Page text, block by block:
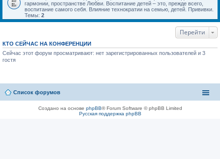
гармонии, пространстве Любви. Воспитание детей – это, прежде всего,
воспитание самого себя. Влияние технократии на семью, детей. Прививки.
Темы: 2
Перейти
КТО СЕЙЧАС НА КОНФЕРЕНЦИИ
Сейчас этот форум просматривают: нет зарегистрированных пользователей и 3
гостя
Список форумов
Создано на основе phpBB® Forum Software © phpBB Limited
Русская поддержка phpBB